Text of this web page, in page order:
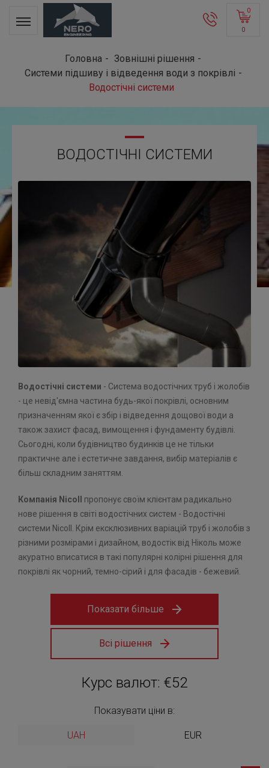
0
0
Головна
Зовнішні рішення
Системи підшиву і відведення води з покрівлі
Водостічні системи
ВОДОСТІЧНІ СИСТЕМИ
Водостічні системи - Система водостічних труб і жолобів
- це невід'ємна частина будь-якої покрівлі, основним
призначенням якої є збір і відведення дощової води а
також захист фасад, вимощення і фундаменту будівлі.
Сьогодні, коли будівництво будинків це не тільки
практичне але і естетичне завдання, вибір матеріалів є
більш складним заняттям.
Компанія Nicoll
пропонує своїм клієнтам радикально
нове рішення в світі водостічних систем - Водостічні
системи Nicoll. Крім ексклюзивних варіацій труб і жолобів з
різними розмірами і дизайном, водостік від Ніколь може
акуратно вписатися в такі популярні колірні рішення для
покрівлі як чорний, темно-сірий і для фасадів - бежевий.
Показати більше
Всі рішення
Курс валют: €52
Показувати ціни в:
UAH EUR